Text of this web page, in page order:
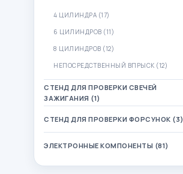
4 ЦИЛИНДРА (17)
6 ЦИЛИНДРОВ (11)
8 ЦИЛИНДРОВ (12)
НЕПОСРЕДСТВЕННЫЙ ВПРЫСК (12)
СТЕНД ДЛЯ ПРОВЕРКИ СВЕЧЕЙ
ЗАЖИГАНИЯ (1)
СТЕНД ДЛЯ ПРОВЕРКИ ФОРСУНОК (3)
ЭЛЕКТРОННЫЕ КОМПОНЕНТЫ (81)